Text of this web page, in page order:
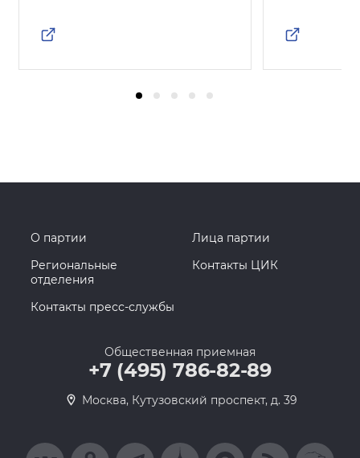
О партии
Лица партии
Региональные
отделения
Контакты ЦИК
Контакты пресс-службы
Общественная приемная
+7 (495) 786-82-89
Москва, Кутузовский проспект, д. 39